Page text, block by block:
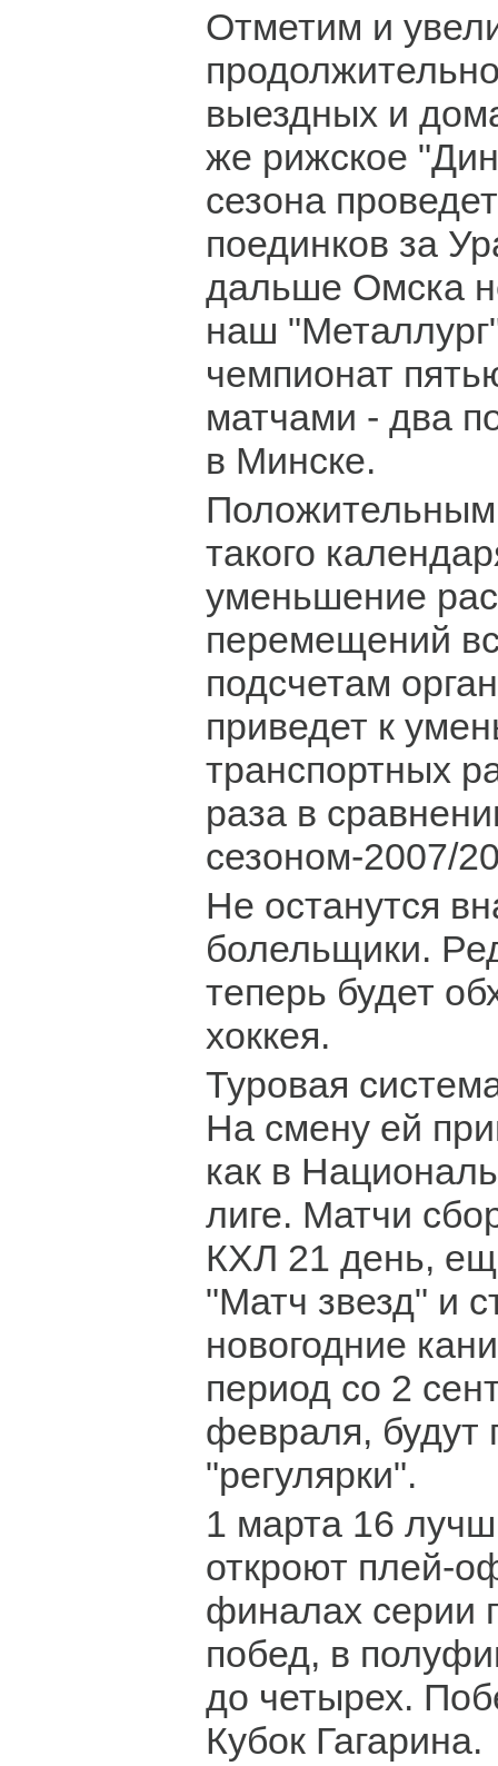
Отметим и
выездных и
же рижское
сезона
поединков за
дальше Омска
наш
чемпионат
матчами - два
в Минске.
такого
уменьшение
перемещений
подсчетам
приведет к
транспортных
раза в
сезоном-2007/
Не останутся
болельщики.
теперь будет
хоккея.
Туровая
На смену ей
как в
лиге. Матчи
КХЛ 21 день,
"Матч звезд" и
новогодние
период со 2
февраля, будут
"регулярки".
1 марта 16
откроют плей-
финалах серии
побед, в
до четырех.
Кубок Гагарина.